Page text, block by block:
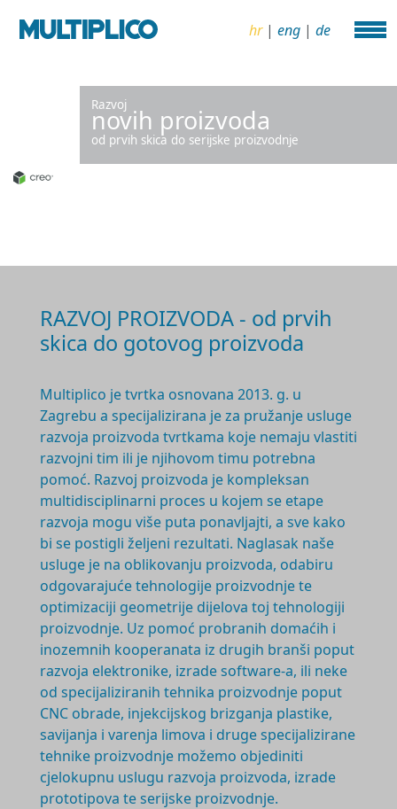
hr| eng | de
Razvoj
novih proizvoda
od prvih skica do serijske proizvodnje
RAZVOJ PROIZVODA - od prvih
skica do gotovog proizvoda
Multiplico je tvrtka osnovana 2013. g. u
Zagrebu a specijalizirana je za pružanje usluge
razvoja proizvoda tvrtkama koje nemaju vlastiti
razvojni tim ili je njihovom timu potrebna
pomoć. Razvoj proizvoda je kompleksan
multidisciplinarni proces u kojem se etape
razvoja mogu više puta ponavljajti, a sve kako
bi se postigli željeni rezultati. Naglasak naše
usluge je na oblikovanju proizvoda, odabiru
odgovarajuće tehnologije proizvodnje te
optimizaciji geometrije dijelova toj tehnologiji
proizvodnje. Uz pomoć probranih domaćih i
inozemnih kooperanata iz drugih branši poput
razvoja elektronike, izrade software-a, ili neke
od specijaliziranih tehnika proizvodnje poput
CNC obrade, injekcijskog brizganja plastike,
savijanja i varenja limova i druge specijalizirane
tehnike proizvodnje možemo objediniti
cjelokupnu uslugu razvoja proizvoda, izrade
prototipova te serijske proizvodnje.